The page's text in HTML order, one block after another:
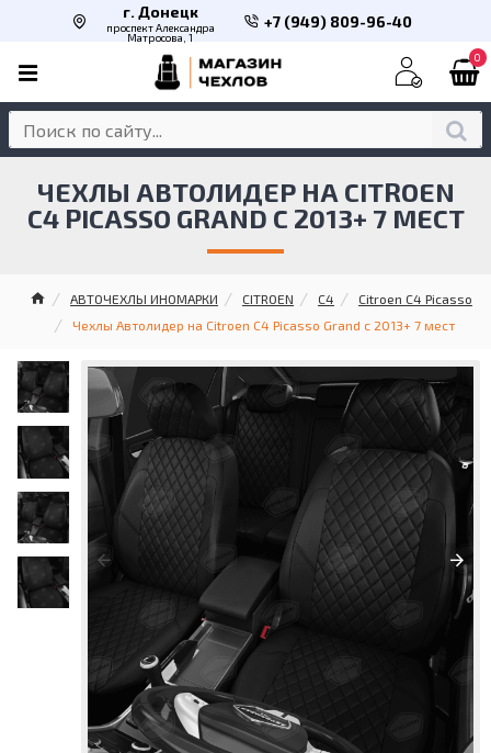
г. Донецк
проспект Александра
Матросова, 1
+7 (949) 809-96-40
0
АВТОЧЕХЛЫ ИНОМАРКИ CITROEN C4
Citroen C4 Picasso
Чехлы Автолидер на Citroen C4 Picasso Grand с 2013+ 7 мест
ЧЕХЛЫ АВТОЛИДЕР НА CITROEN
C4 PICASSO GRAND С 2013+ 7 МЕСТ